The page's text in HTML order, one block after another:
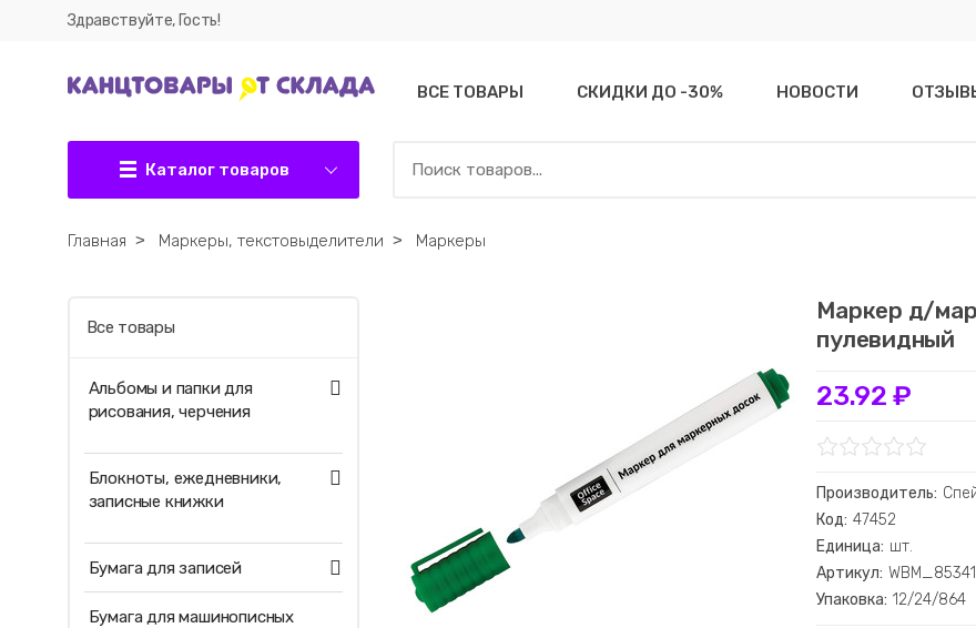
Здравствуйте, Гость!
Каталог товаров
ВСЕ ТОВАРЫ СКИДКИ ДО -30% НОВОСТИ
Главная ˃ Маркеры, текстовыделители ˃ Маркеры
Маркер д/
пулевидный
23.92 ₽
Производитель:
Код: 47452
Единица: шт.
Артикул: WBM_85341
Упаковка: 12/24/864
Все товары
Альбомы и папки для
рисования, черчения
Блокноты, ежедневники,
записные книжки
Бумага для записей
Бумага для машинописных